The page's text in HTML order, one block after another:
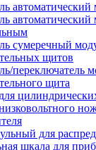
автоматический
автоматический
сумеречный
щитов
переключатель
щита
для
шкала для